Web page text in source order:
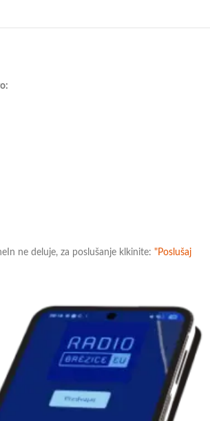
ne deluje, za poslušanje klkinite: "Poslušaj